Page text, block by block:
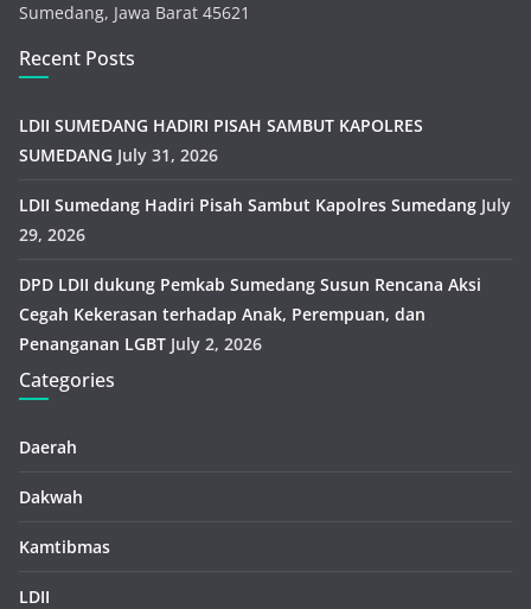
Sumedang, Jawa Barat 45621
Recent Posts
LDII SUMEDANG HADIRI PISAH SAMBUT KAPOLRES
SUMEDANG July 31, 2026
LDII Sumedang Hadiri Pisah Sambut Kapolres Sumedang July
29, 2026
DPD LDII dukung Pemkab Sumedang Susun Rencana Aksi
Cegah Kekerasan terhadap Anak, Perempuan, dan
Penanganan LGBT July 2, 2026
Categories
Daerah
Dakwah
Kamtibmas
LDII